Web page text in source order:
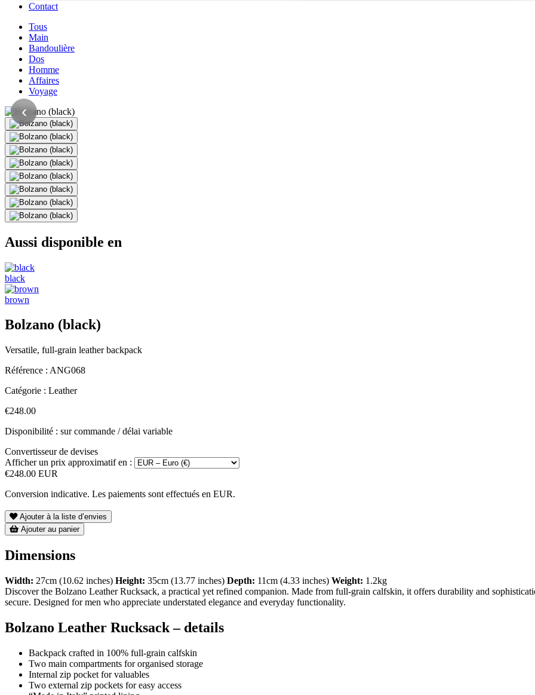
Contact
Tous
Main
Bandoulière
Dos
Homme
Affaires
Voyage
‹
Aussi disponible en
black
brown
Bolzano (black)
Versatile, full-grain leather backpack
Référence : ANG068
Catégorie : Leather
€248.00
Disponibilité : sur commande / délai variable
Convertisseur de devises
Afficher un prix approximatif en :
€248.00 EUR
Conversion indicative. Les paiements sont effectués en EUR.
Ajouter à la liste d’envies
Ajouter au panier
Dimensions
Width: 27cm (10.62 inches) Height: 35cm (13.77 inches) Depth: 11cm (4.33 inches) Weight: 1.2kg
Discover the Bolzano Leather Rucksack, a practical yet refined companion. Made from full-grain calfskin, it offers durability and
secure. Designed for men who appreciate understated elegance and everyday functionality.
Bolzano Leather Rucksack – details
Backpack crafted in 100% full-grain calfskin
Two main compartments for organised storage
Internal zip pocket for valuables
Two external zip pockets for easy access